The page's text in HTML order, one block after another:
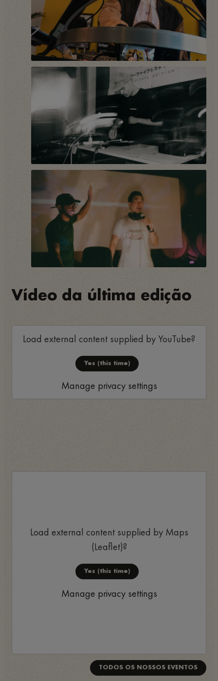
Vídeo da última edição
Load external content supplied byYouTube?
Yes (this time)
Manage privacy settings
Load external content supplied by Maps
(Leaflet)?
Yes (this time)
Manage privacy settings
TODOS OS NOSSOS EVENTOS